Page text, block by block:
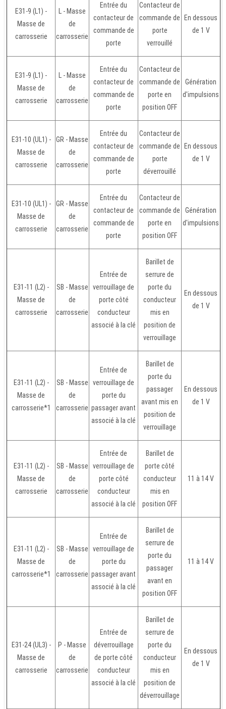
E31-9 (L1) -
Masse de
carrosserie
L - Masse
de
carrosserie
Entrée du
contacteur de
commande de
porte
Contacteur de
commande de
porte
verrouillé
En dessous
de 1 V
E31-9 (L1) -
Masse de
carrosserie
L - Masse
de
carrosserie
Entrée du
contacteur de
commande de
porte
Contacteur de
commande de
porte en
position OFF
Génération
d'impulsions
E31-10 (UL1) -
Masse de
carrosserie
GR - Masse
de
carrosserie
Entrée du
contacteur de
commande de
porte
Contacteur de
commande de
porte
déverrouillé
En dessous
de 1 V
E31-10 (UL1) -
Masse de
carrosserie
GR - Masse
de
carrosserie
Entrée du
contacteur de
commande de
porte
Contacteur de
commande de
porte en
position OFF
Génération
d'impulsions
E31-11 (L2) -
Masse de
carrosserie
SB - Masse
de
carrosserie
Entrée de
verrouillage de
porte côté
conducteur
associé à la clé
Barillet de
serrure de
porte du
conducteur
mis en
position de
verrouillage
En dessous
de 1 V
E31-11 (L2) -
Masse de
carrosserie*1
SB - Masse
de
carrosserie
Entrée de
verrouillage de
porte du
passager avant
associé à la clé
Barillet de
porte du
passager
avant mis en
position de
verrouillage
En dessous
de 1 V
E31-11 (L2) -
Masse de
carrosserie
SB - Masse
de
carrosserie
Entrée de
verrouillage de
porte côté
conducteur
associé à la clé
Barillet de
porte côté
conducteur
mis en
position OFF
11 à 14 V
E31-11 (L2) -
Masse de
carrosserie*1
SB - Masse
de
carrosserie
Entrée de
verrouillage de
porte du
passager avant
associé à la clé
Barillet de
serrure de
porte du
passager
avant en
position OFF
11 à 14 V
E31-24 (UL3) -
Masse de
carrosserie
P - Masse
de
carrosserie
Entrée de
déverrouillage
de porte côté
conducteur
associé à la clé
Barillet de
serrure de
porte du
conducteur
mis en
position de
déverrouillage
En dessous
de 1 V